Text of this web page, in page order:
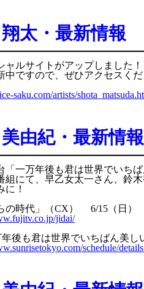
太・最新情報
ャルサイトがアップしました！
中ですので、ぜひアクセスくだ
saku.com/artists/
由紀・最新情報
「一万年後も君は世界でいち
組にて、早乙女太一さん、鈴
に！
の時代」（CX） 6/15（日）
jidai/
後も君は世界でいちばん美し
schedule/